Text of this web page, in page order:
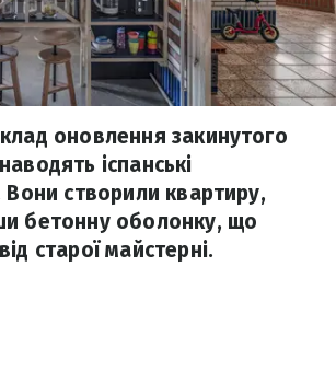
оновлення закинутого
іспанські
Вони створили квартиру,
бетонну оболонку, що
старої майстерні.